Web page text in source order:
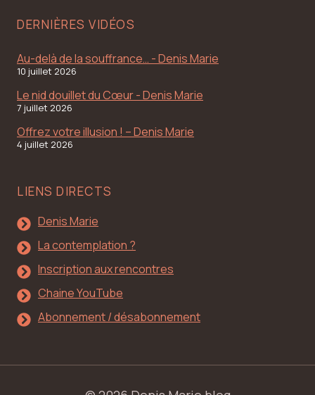
DERNIÈRES VIDÉOS
Au-delà de la souffrance… - Denis Marie
10 juillet 2026
Le nid douillet du Cœur - Denis Marie
7 juillet 2026
Offrez votre illusion ! – Denis Marie
4 juillet 2026
LIENS DIRECTS
Denis Marie
La contemplation ?
Inscription aux rencontres
Chaine YouTube
Abonnement / désabonnement